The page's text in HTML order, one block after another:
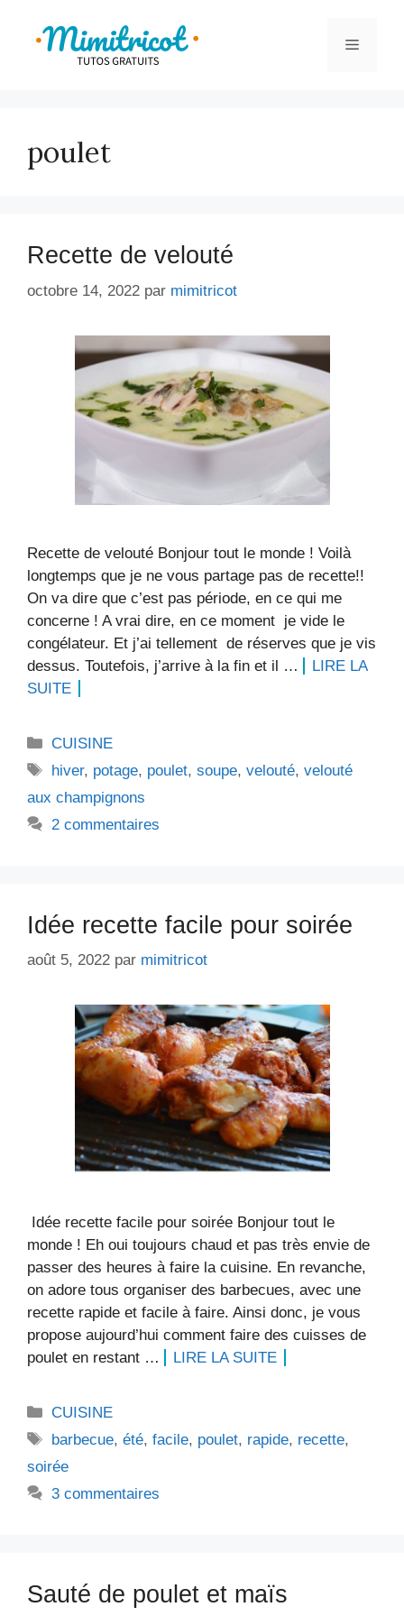
contenu
Menu
poulet
Recette de velouté
octobre 14, 2022 par mimitricot
Recette de velouté Bonjour tout le monde ! Voilà
longtemps que je ne vous partage pas de recette!!
On va dire que c’est pas période, en ce qui me
concerne ! A vrai dire, en ce moment je vide le
congélateur. Et j’ai tellement de réserves que je vis
dessus. Toutefois, j’arrive à la fin et il …
LIRE LA
SUITE
Catégories
CUISINE
Étiquettes
hiver, potage, poulet,soupe,velouté,velouté
aux champignons
2 commentaires
Idée recette facile pour soirée
août 5, 2022 par mimitricot
Idée recette facile pour soirée Bonjour tout le
monde ! Eh oui toujours chaud et pas très envie de
passer des heures à faire la cuisine. En revanche,
on adore tous organiser des barbecues, avec une
recette rapide et facile à faire. Ainsi donc, je vous
propose aujourd’hui comment faire des cuisses de
poulet en restant …
LIRE LA SUITE
Catégories
CUISINE
Étiquettes
barbecue,été,facile, poulet, rapide, recette,
soirée
3 commentaires
Sauté de poulet et maïs